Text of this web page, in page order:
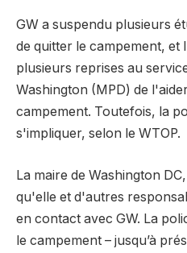
GW a suspendu plusieurs
de quitter le campement, et
plusieurs reprises au
Washington (MPD) de
campement. Toutefois, la
s'impliquer, selon le WTOP.
La maire de Washington
qu'elle et d'autres
en contact avec GW. La
le campement – ​​jusqu’à